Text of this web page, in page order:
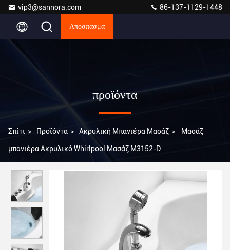
vip3@sannora.com 86-137-1129-1448
Απόσπασμα
προϊόντα
Σπίτι > Προϊόντα > Ακρυλική Μπανιέρα Μασάζ > Μασάζ
μπανιέρα Ακρυλικό Whirlpool Μασάζ M3152-D